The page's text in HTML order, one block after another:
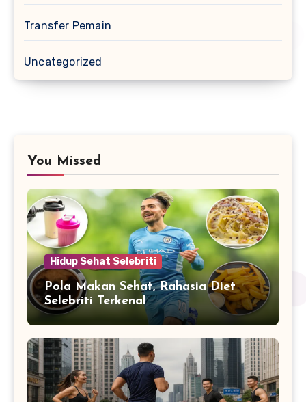
Transfer Pemain
Uncategorized
You Missed
Hidup Sehat Selebriti
Pola Makan Sehat, Rahasia Diet
Selebriti Terkenal